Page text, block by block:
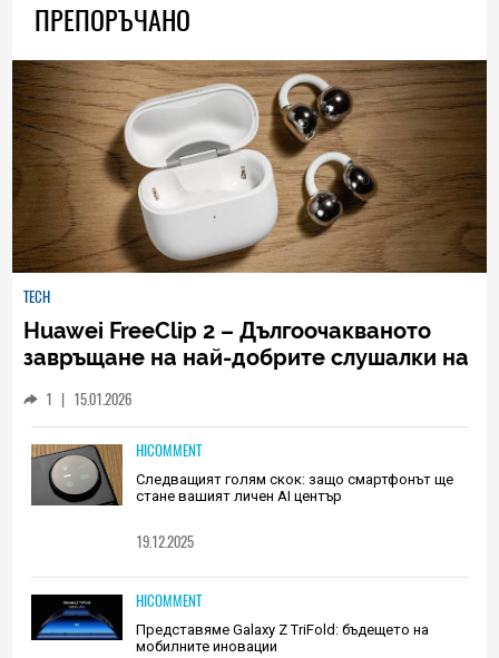
ПРЕПОРЪЧАНО
TECH
Huawei FreeClip 2 – Дългоочакваното
завръщане на най-добрите слушалки на
1 | 15.01.2026
HICOMMENT
Следващият голям скок: защо смартфонът ще
стане вашият личен AI център
19.12.2025
HICOMMENT
Представяме Galaxy Z TriFold: бъдещето на
мобилните иновации